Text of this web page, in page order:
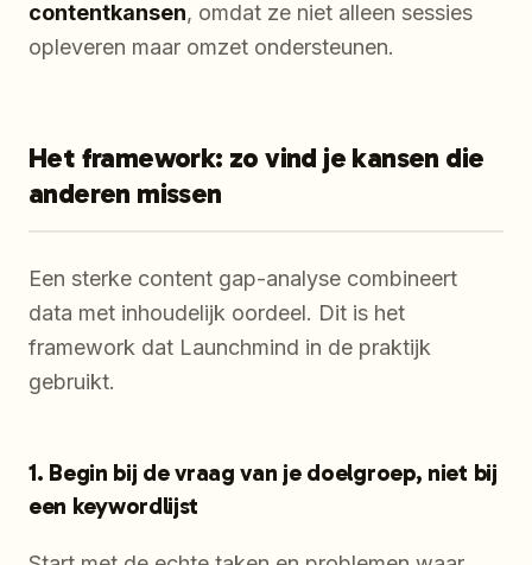
contentkansen, omdat ze niet alleen sessies
opleveren maar omzet ondersteunen.
Het framework: zo vind je kansen die
anderen missen
Een sterke content gap-analyse combineert
data met inhoudelijk oordeel. Dit is het
framework dat Launchmind in de praktijk
gebruikt.
1. Begin bij de vraag van je doelgroep, niet bij
een keywordlijst